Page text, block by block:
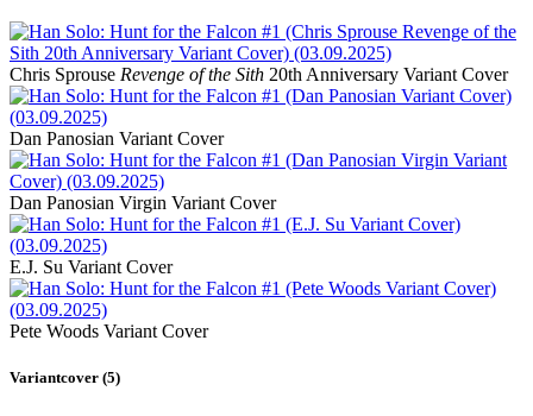
Chris Sprouse Revenge of the Sith 20th Anniversary Variant Cover
Dan Panosian Variant Cover
Dan Panosian Virgin Variant Cover
E.J. Su Variant Cover
Pete Woods Variant Cover
Variantcover (5)